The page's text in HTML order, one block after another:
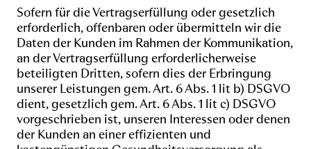
Sofern für die Vertragserfüllung oder gesetzlich
erforderlich, offenbaren oder übermitteln wir die
Daten der Kunden im Rahmen der Kommunikation,
an der Vertragserfüllung erforderlicherweise
beteiligten Dritten, sofern dies der Erbringung
unserer Leistungen gem. Art. 6 Abs. 1 lit b) DSGVO
dient, gesetzlich gem. Art. 6 Abs. 1 lit c) DSGVO
vorgeschrieben ist, unseren Interessen oder denen
der Kunden an einer effizienten und